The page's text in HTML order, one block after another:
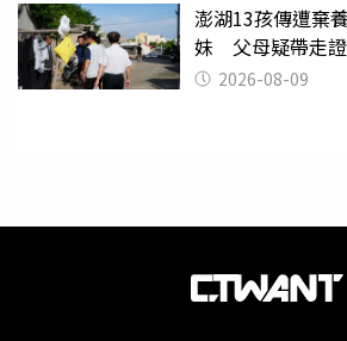
澎湖13孩傳遭棄
妹 父母疑帶走
2026-08-09